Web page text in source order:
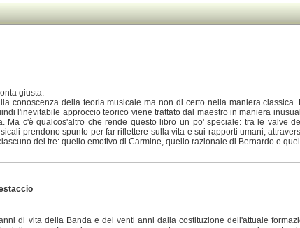
giusta.
conoscenza della teoria musicale ma non di certo nella maniera classica.
l'inevitabile approccio teorico viene trattato dal maestro in maniera
Ma c'è qualcos'altro che rende questo libro un po' speciale: tra le valve
prendono spunto per far riflettere sulla vita e sui rapporti umani,
dei tre: quello emotivo di Carmine, quello razionale di Bernardo e
di vita della Banda e dei venti anni dalla costituzione dell'attuale